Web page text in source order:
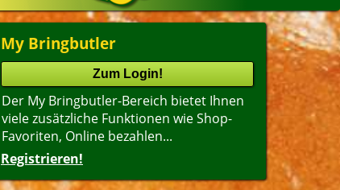
My Bringbutler
Der My Bringbutler-Bereich bietet Ihnen
viele zusätzliche Funktionen wie Shop-
Favoriten, Online bezahlen...
Registrieren!